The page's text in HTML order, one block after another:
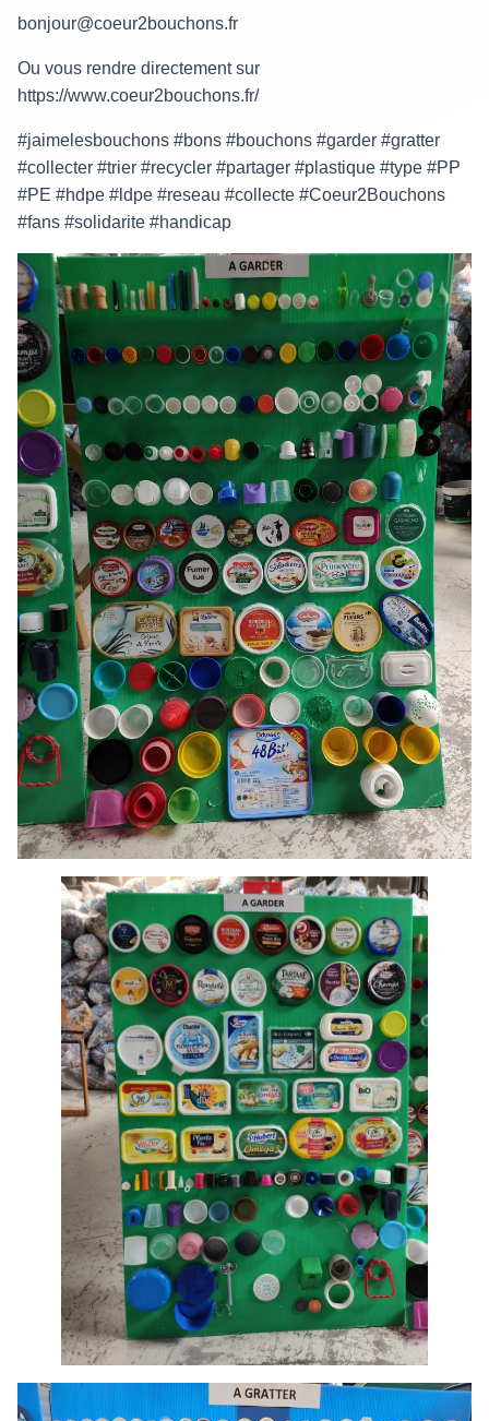
bonjour@coeur2bouchons.fr
Ou vous rendre directement sur
https://www.coeur2bouchons.fr/
#jaimelesbouchons #bons #bouchons #garder #gratter
#collecter #trier #recycler #partager #plastique #type #PP
#PE #hdpe #ldpe #reseau #collecte #Coeur2Bouchons
#fans #solidarite #handicap